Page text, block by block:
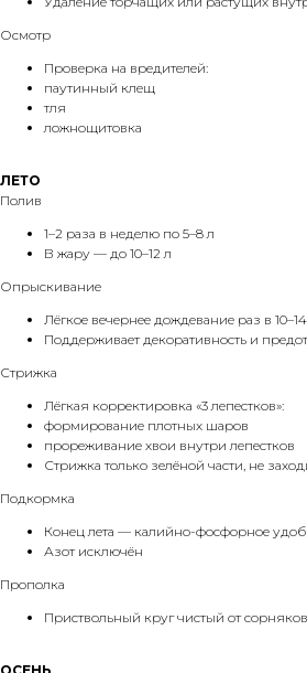
Осмотр
Проверка на вредителей:
паутинный клещ
тля
ложнощитовка
ЛЕТО
Полив
1–2 раза в неделю по 5–8 л
В жару — до 10–12 л
Опрыскивание
Лёгкое вечернее дождевание раз в
Поддерживает декоративность и
Стрижка
Лёгкая корректировка «3 лепестков»:
формирование плотных шаров
прореживание хвои внутри лепестков
Стрижка только зелёной части, не
Подкормка
Конец лета — калийно-фосфорное
Азот исключён
Прополка
Приствольный круг чистый от сорняков